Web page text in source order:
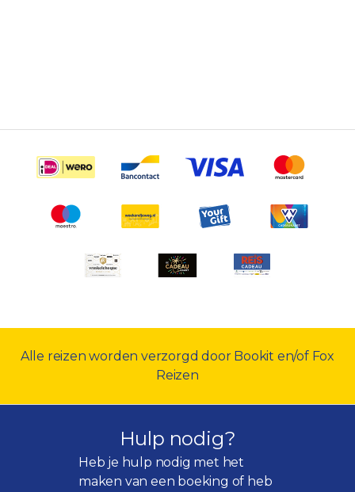
Alle reizen worden verzorgd door Bookit en/of Fox
Reizen
Hulp nodig?
Heb je hulp nodig met het
maken van een boeking of heb